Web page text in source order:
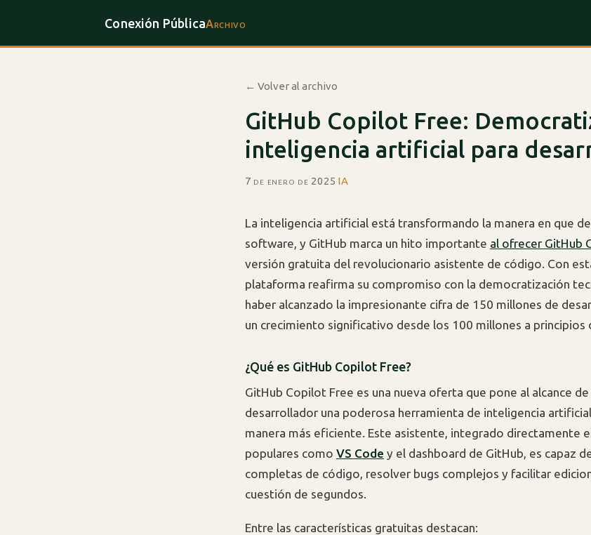
Conexión PúblicaArchivo
← Volver al archivo
GitHub Copilot Free:
inteligencia artificial para
7 de enero de 2025·IA
La inteligencia artificial está transformando la manera en que
software, y GitHub marca un hito importante al ofrecer GitHub
versión gratuita del revolucionario asistente de código. Con
plataforma reafirma su compromiso con la democratización
haber alcanzado la impresionante cifra de 150 millones de
un crecimiento significativo desde los 100 millones a principios
¿Qué es GitHub Copilot Free?
GitHub Copilot Free es una nueva oferta que pone al alcance
desarrollador una poderosa herramienta de inteligencia
manera más eficiente. Este asistente, integrado directamente
populares como VS Code y el dashboard de GitHub, es capaz
completas de código, resolver bugs complejos y facilitar
cuestión de segundos.
Entre las características gratuitas destacan: